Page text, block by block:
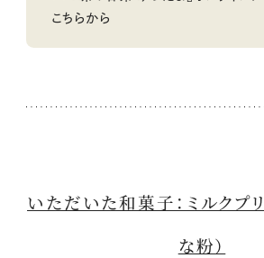
こちらから
いただいた和菓子：ミルクプ
な粉）